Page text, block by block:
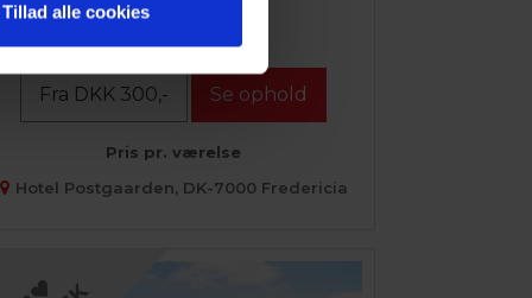
Tillad alle cookiesBemærk!...
Fra DKK 300,- Se ophold
Pris pr. værelse
Hotel Postgaarden, DK-7000 Fredericia